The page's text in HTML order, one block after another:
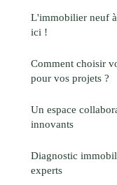
L'immobilier neuf
ici !
Comment choisir
pour vos projets ?
Un espace
innovants
Diagnostic
experts